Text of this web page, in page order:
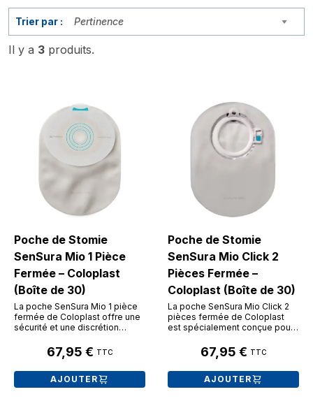
Il y a 3 produits.
Trier par : Pertinence
Poche de Stomie
SenSura Mio 1 Pièce
Fermée – Coloplast
(Boîte de 30)
La poche SenSura Mio 1 pièce
fermée de Coloplast offre une
sécurité et une discrétion
stomisées. Grâce à la
technologie unique BodyFit,
son protecteur cutané
extensible s'adaptant à la
morphologie de chacun permet
67,95 € TTC
AJOUTER
Poche de Stomie
SenSura Mio Click 2
Pièces Fermée –
Coloplast (Boîte de 30)
La poche SenSura Mio Click 2
pièces fermée de Coloplast
est spécialement conçue pour
idéale pour les personnes
ayant une colostomie gauche .
Grâce à son système de
couplage mécanique à
verrouillage audible ("clic"), elle
67,95 € TTC
AJOUTER